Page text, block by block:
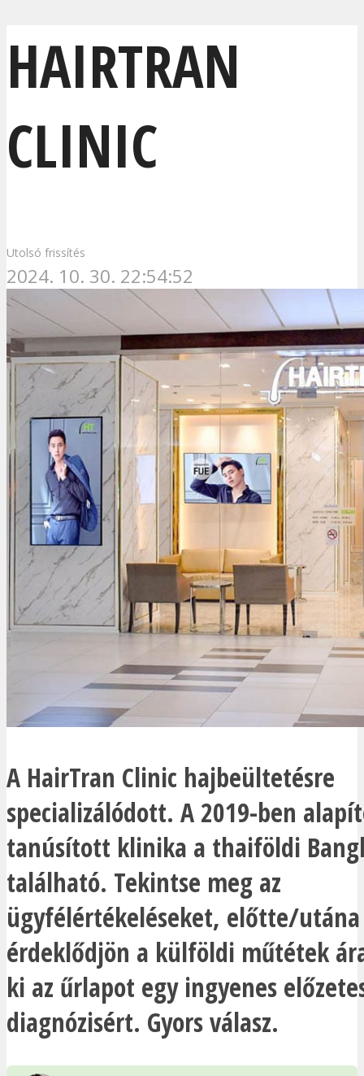
HAIRTRAN
CLINIC
Utolsó frissítés
2024. 10. 30. 22:54:52
A HairTran Clinic hajbeültetésre
specializálódott. A 2019-ben
tanúsított klinika a thaiföldi
található. Tekintse meg az
ügyfélértékeléseket, előtte/
érdeklődjön a külföldi műtétek
ki az űrlapot egy ingyenes
diagnózisért. Gyors válasz.